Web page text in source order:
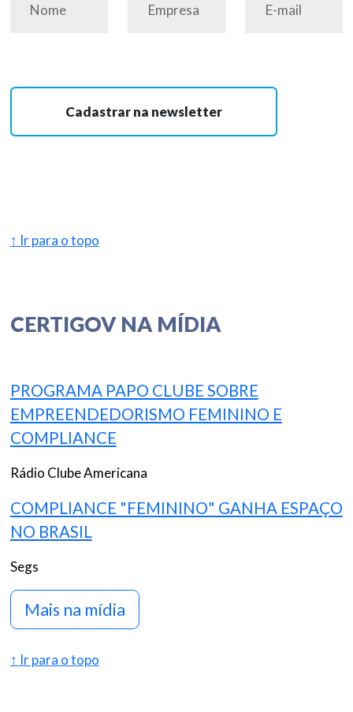
Cadastrar na newsletter
↑ Ir para o topo
CERTIGOV NA MÍDIA
PROGRAMA PAPO CLUBE SOBRE
EMPREENDEDORISMO FEMININO E
COMPLIANCE
Rádio Clube Americana
COMPLIANCE "FEMININO" GANHA ESPAÇO
NO BRASIL
Segs
Mais na mídia
↑ Ir para o topo